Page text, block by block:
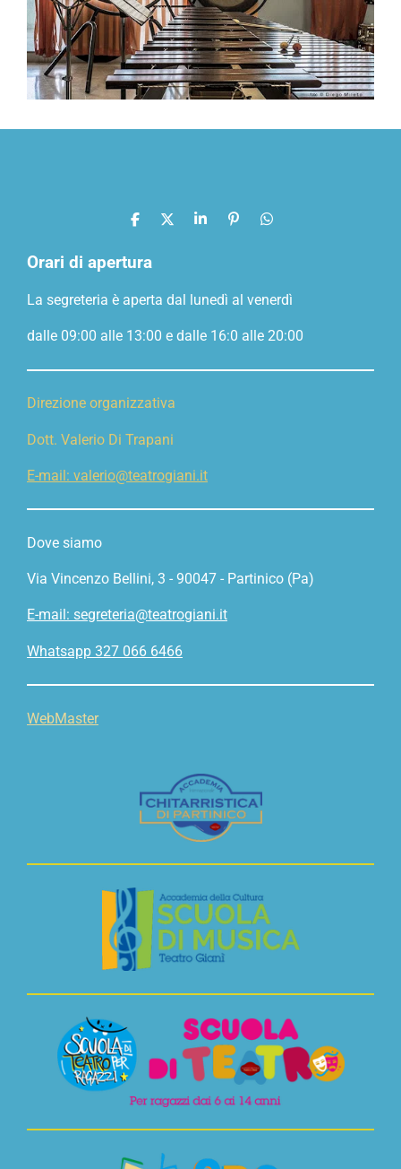
C
d
v
d
C
v
d
C
v
d
P
C
v
d
Orari di apertura
La segreteria è aperta dal lunedì al venerdì
dalle 09:00 alle 13:00 e dalle 16:0 alle 20:00
Direzione organizzativa
Dott. Valerio Di Trapani
E-mail: valerio@teatrogiani.it
Dove siamo
Via Vincenzo Bellini, 3 - 90047 - Partinico (Pa)
E-mail: segreteria@teatrogiani.it
Whatsapp 327 066 6466
WebMaster